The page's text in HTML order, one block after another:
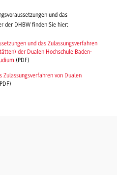
und das
der DHBW finden Sie hier:
und das Zulassungsverfahren
der Dualen Hochschule Baden-
(PDF)
Zulassungsverfahren von Dualen